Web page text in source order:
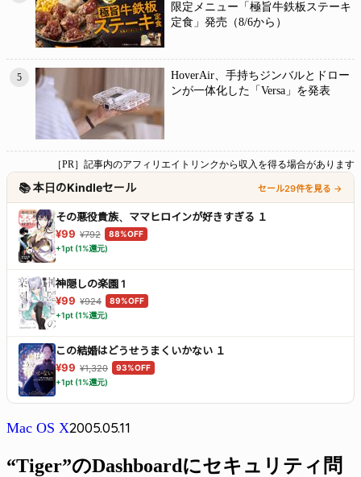
限定メニュー「極旨牛鉄板ステーキ
定食」発売（8/6から）
5
HoverAir、手持ちジンバルとドロー
ンが一体化した「Versa」を発表
［PR］記事内のアフィリエイトリンクから収入を得る場合があります
📚 本日のKindleセール セール29件を見る →
その悪役貴族、ママヒロインが好きすぎる １
¥99 ¥792
88%OFF
+1pt (1%還元)
神隠しの楽園 1
¥99 ¥924
89%OFF
+1pt (1%還元)
この結婚はどうせうまくいかない １
¥99 ¥1,320
93%OFF
+1pt (1%還元)
Mac OS X2005.05.11
“Tiger”のDashboardにセキュリティ問